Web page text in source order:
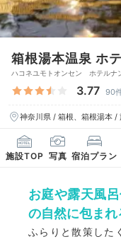
箱根湯本温泉 ホ
ハコネユモトオンセン ホテルナ
3.77 90
神奈川県 / 箱根、箱根湯本 /
施設TOP 写真 宿泊プラン
お庭や露天風
の自然に包ま
ふらりと散策した